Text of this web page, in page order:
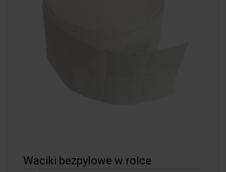
Waciki bezpyłowe w rolce